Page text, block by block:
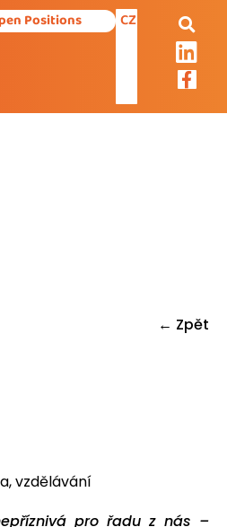
Positions CZ
← Zpět
,vzdělávání
pro řadu z nás –